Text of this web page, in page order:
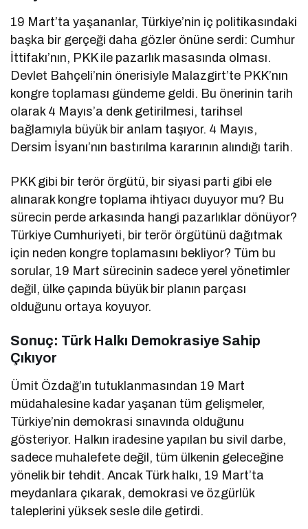
19 Mart’ta yaşananlar, Türkiye’nin iç politikasındaki
başka bir gerçeği daha gözler önüne serdi: Cumhur
İttifakı’nın, PKK ile pazarlık masasında olması.
Devlet Bahçeli’nin önerisiyle Malazgirt’te PKK’nın
kongre toplaması gündeme geldi. Bu önerinin tarih
olarak 4 Mayıs’a denk getirilmesi, tarihsel
bağlamıyla büyük bir anlam taşıyor. 4 Mayıs,
Dersim İsyanı’nın bastırılma kararının alındığı tarih.
PKK gibi bir terör örgütü, bir siyasi parti gibi ele
alınarak kongre toplama ihtiyacı duyuyor mu? Bu
sürecin perde arkasında hangi pazarlıklar dönüyor?
Türkiye Cumhuriyeti, bir terör örgütünü dağıtmak
için neden kongre toplamasını bekliyor? Tüm bu
sorular, 19 Mart sürecinin sadece yerel yönetimler
değil, ülke çapında büyük bir planın parçası
olduğunu ortaya koyuyor.
Sonuç: Türk Halkı Demokrasiye Sahip
Çıkıyor
Ümit Özdağ’ın tutuklanmasından 19 Mart
müdahalesine kadar yaşanan tüm gelişmeler,
Türkiye’nin demokrasi sınavında olduğunu
gösteriyor. Halkın iradesine yapılan bu sivil darbe,
sadece muhalefete değil, tüm ülkenin geleceğine
yönelik bir tehdit. Ancak Türk halkı, 19 Mart’ta
meydanlara çıkarak, demokrasi ve özgürlük
taleplerini yüksek sesle dile getirdi.